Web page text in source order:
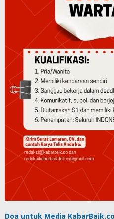
Doa untuk Media